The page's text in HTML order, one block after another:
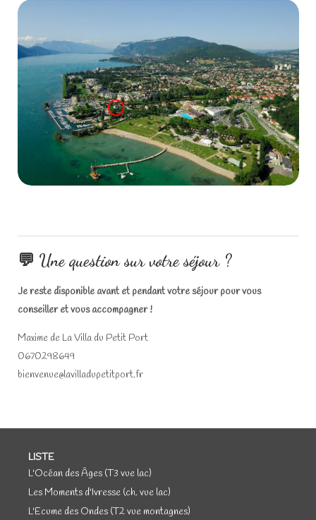
💬 Une question sur votre séjour ?
Je reste disponible avant et pendant votre séjour pour vous
conseiller et vous accompagner !
Maxime de La Villa du Petit Port
0670298649
bienvenue@lavilladupetitport.fr
LISTE
L'Océan des Âges (T3 vue lac)
Les Moments d'Ivresse (ch. vue lac)
L'Ecume des Ondes (T2 vue montagnes)